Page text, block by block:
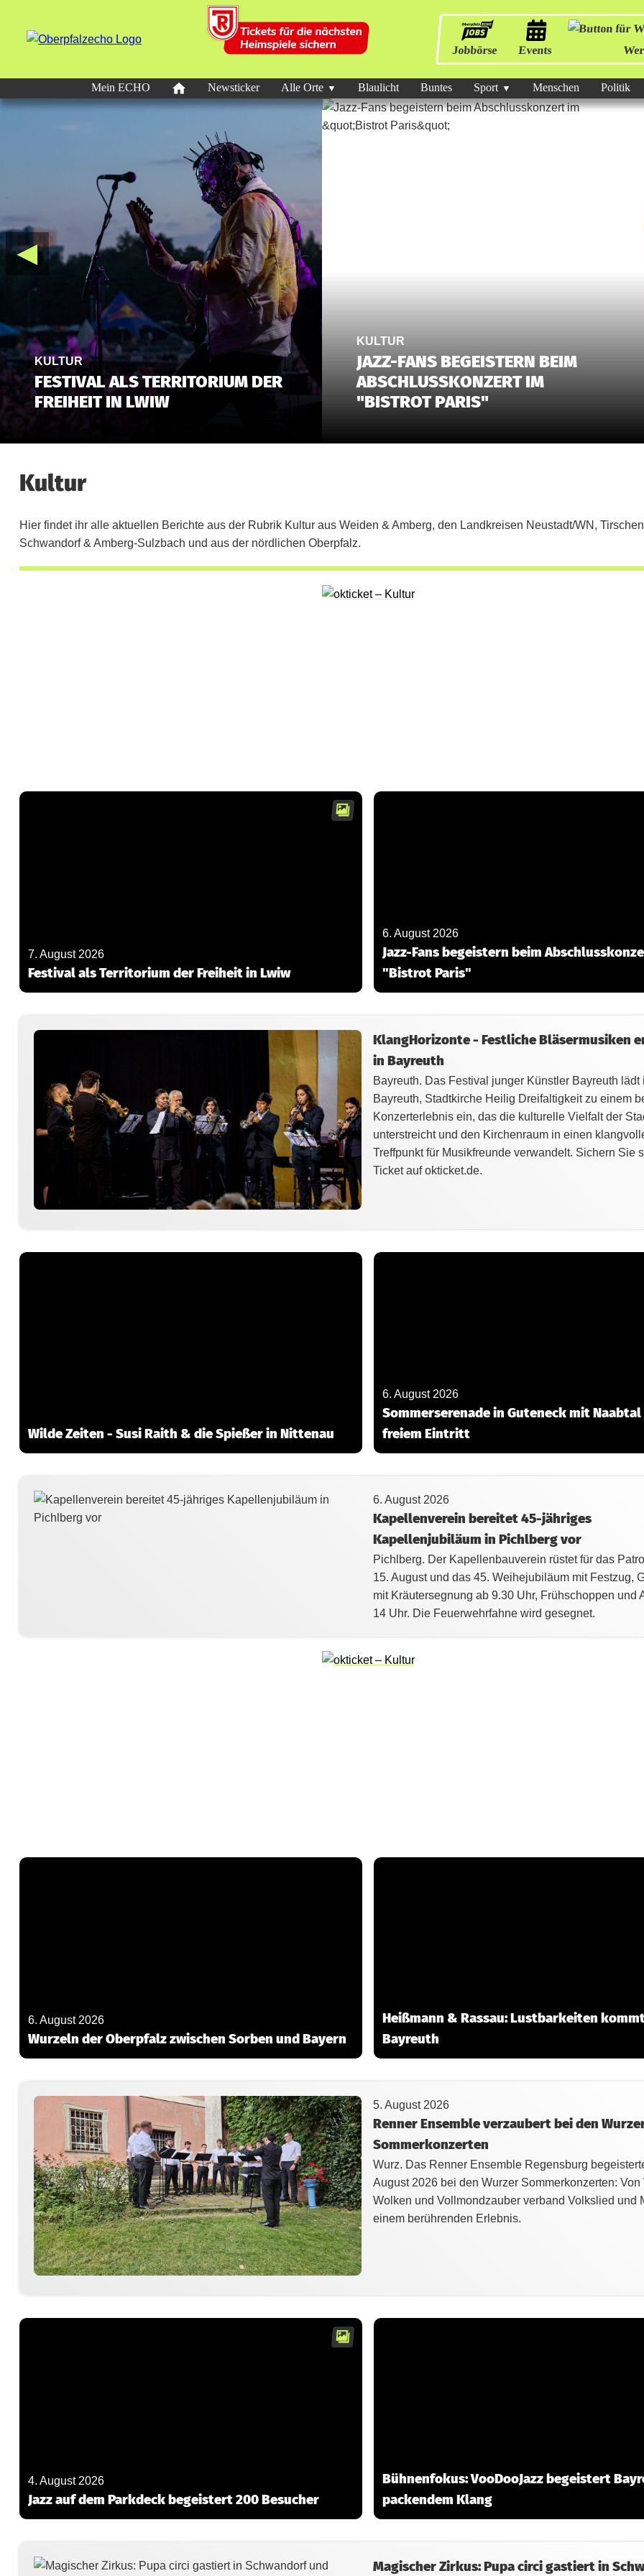
Jobbörse Events
Mein ECHO Newsticker Alle Orte Blaulicht Buntes Sport Menschen Politik
◄
KULTUR
FESTIVAL ALS TERRITORIUM DER
FREIHEIT IN LWIW
KULTUR
JAZZ-FANS BEGEISTERN BEIM
ABSCHLUSSKONZERT IM
"BISTROT PARIS"
Kultur
Hier findet ihr alle aktuellen Berichte aus der Rubrik Kultur aus Weiden & Amberg, den Landkreisen Neustadt/WN,
Schwandorf & Amberg-Sulzbach und aus der nördlichen Oberpfalz.
7. August 2026
Festival als Territorium der Freiheit in Lwiw
6. August 2026
Jazz-Fans begeistern beim
"Bistrot Paris"
KlangHorizonte - Festliche Bläsermusiken
in Bayreuth
Bayreuth. Das Festival junger Künstler Bayreuth lädt
Bayreuth, Stadtkirche Heilig Dreifaltigkeit zu einem
Konzerterlebnis ein, das die kulturelle Vielfalt der
unterstreicht und den Kirchenraum in einen
Treffpunkt für Musikfreunde verwandelt. Sichern Sie
Ticket auf okticket.de.
Wilde Zeiten - Susi Raith & die Spießer in Nittenau
6. August 2026
Sommerserenade in Guteneck mit Naabtal
freiem Eintritt
6. August 2026
Kapellenverein bereitet 45-jähriges
Kapellenjubiläum in Pichlberg vor
Pichlberg. Der Kapellenbauverein rüstet für das
15. August und das 45. Weihejubiläum mit Festzug,
mit Kräutersegnung ab 9.30 Uhr, Frühschoppen und
14 Uhr. Die Feuerwehrfahne wird gesegnet.
6. August 2026
Wurzeln der Oberpfalz zwischen Sorben und Bayern
Heißmann & Rassau: Lustbarkeiten
Bayreuth
5. August 2026
Renner Ensemble verzaubert bei den
Sommerkonzerten
Wurz. Das Renner Ensemble Regensburg
August 2026 bei den Wurzer Sommerkonzerten: Von
Wolken und Vollmondzauber verband Volkslied und
einem berührenden Erlebnis.
4. August 2026
Jazz auf dem Parkdeck begeistert 200 Besucher
Bühnenfokus: VooDooJazz begeistert
packendem Klang
Magischer Zirkus: Pupa circi gastiert in